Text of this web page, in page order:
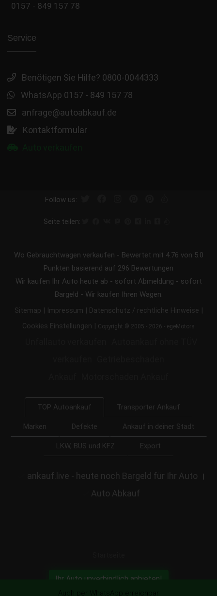
0157 - 849 157 78
Service
Benötigen Sie Hilfe? 0800-0044333
WhatsApp 0157 - 849 157 78
anfrage@autoabkauf.de
Kontaktformular
Follow us:
Seite teilen:
Wo Gebrauchtwagen verkaufen - Bewertet mit 4.76 von 5.0
Punkten basierend auf 296 Bewertungen
Wir kaufen Ihr Auto heute ab - sofort Abmeldung - sofort
Bargeld - Wir kaufen Ihren Wagen.
Sitemap | Impressum | Datenschutz / rechtliche Hinweise |
Cookies Einstellungen | Copyright © 2005 - 2026 - egeMotors
TOP Autoankauf Transporter Ankauf
Marken Defekte Ankauf in deiner Stadt
LKW, BUS und KFZ Export
ankauf.live - heute noch Bargeld für Ihr Auto |
Auto Abkauf
Ihr Auto unverbindlich anbieten!
Auch per WhatsApp erreichbar